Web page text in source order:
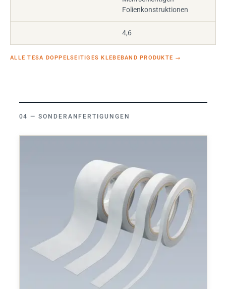
Folienkonstruktionen
4,6
ALLE TESA DOPPELSEITIGES KLEBEBAND PRODUKTE →
SONDERANFERTIGUNGEN